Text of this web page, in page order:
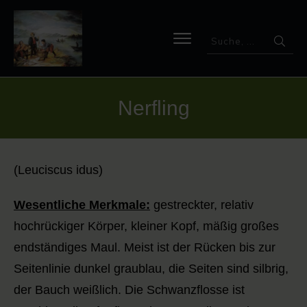
Nerfling
(Leuciscus idus)
Wesentliche Merkmale: gestreckter, relativ
hochrückiger Körper, kleiner Kopf, mäßig großes
endständiges Maul. Meist ist der Rücken bis zur
Seitenlinie dunkel graublau, die Seiten sind silbrig,
der Bauch weißlich. Die Schwanzflosse ist